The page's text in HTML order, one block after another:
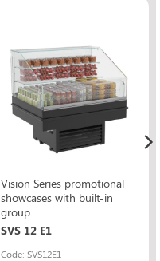
Vision Series promotional
showcases with built-in
group
SVS 12 E1
Code: SVS12E1